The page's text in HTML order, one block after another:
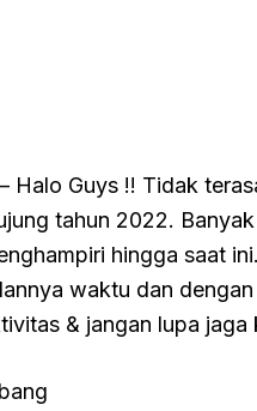
– Halo Guys !! Tidak
tahun 2022.
hingga saat
waktu dan
& jangan lupa jaga